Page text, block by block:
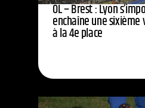
OL – Brest : Lyon
enchaîne une
à la 4e place